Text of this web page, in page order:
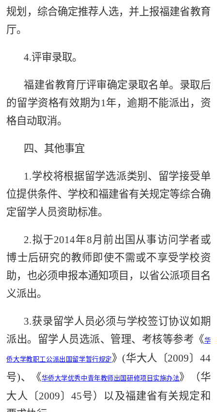
规划，综合确定推荐人选，并上报福建省教育
厅。
4.评审录取。
福建省教育厅评审确定录取名单。录取后
的留学资格有效期为1年，逾期不能派出，资
格自动取消。
四、其他事宜
1.学校将根据留学选派类别、留学接受单
位提供条件、学校和福建省有关规定等综合确
定留学人员资助标准。
2.拟于2014年8月前出国从事访问学者或
博士后研究的教师即使不需或不享受学校资
助，也必须申报本通知项目，以省公派项目名
义派出。
3.获录留学人员必须与学校签订协议如期
派出。留学人员选派、管理、考核等参考《华
侨大学教职工公派出国留学暂行规定》(华大人〔2009〕44
号)、《华侨大学优秀中青年教师出国研修项目实施办法》（华
大人〔2009〕45号）以及福建省有关规定和